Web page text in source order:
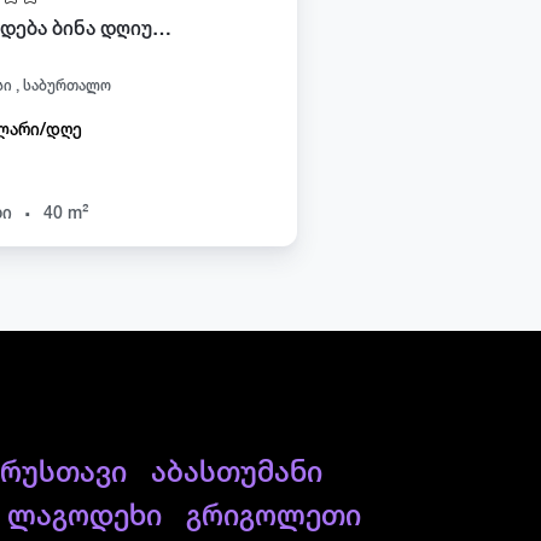
ქირავდება ბინა დღიურად საბურთალოზე
, საბურთალო
დღე
. 40 m²
რუსთავი
აბასთუმანი
ლაგოდეხი
გრიგოლეთი